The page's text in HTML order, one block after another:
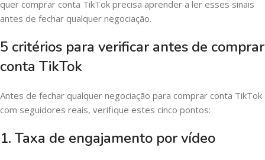
quer comprar conta TikTok precisa aprender a ler esses sinais
antes de fechar qualquer negociação.
5 critérios para verificar antes de comprar
conta TikTok
Antes de fechar qualquer negociação para comprar conta TikTok
com seguidores reais, verifique estes cinco pontos:
1. Taxa de engajamento por vídeo